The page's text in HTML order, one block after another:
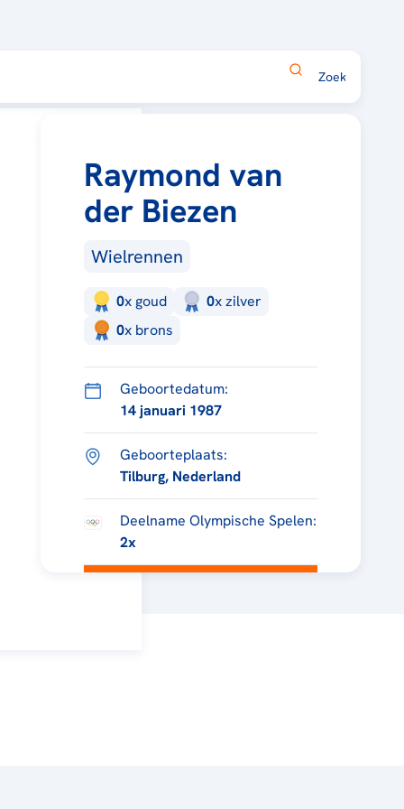
Raymond van
der Biezen
Wielrennen
0x goud 0xzilver
0x brons
Geboortedatum:
14 januari 1987
Geboorteplaats:
Tilburg, Nederland
Deelname Olympische Spelen:
2x